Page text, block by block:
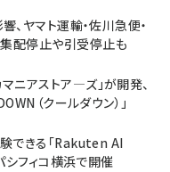
、ヤマト運輸・佐川急便・
配停止や引受停止も
ニアストア―ズ」が開発、
（クールダウン）」
できる「Rakuten AI
シフィコ横浜で開催